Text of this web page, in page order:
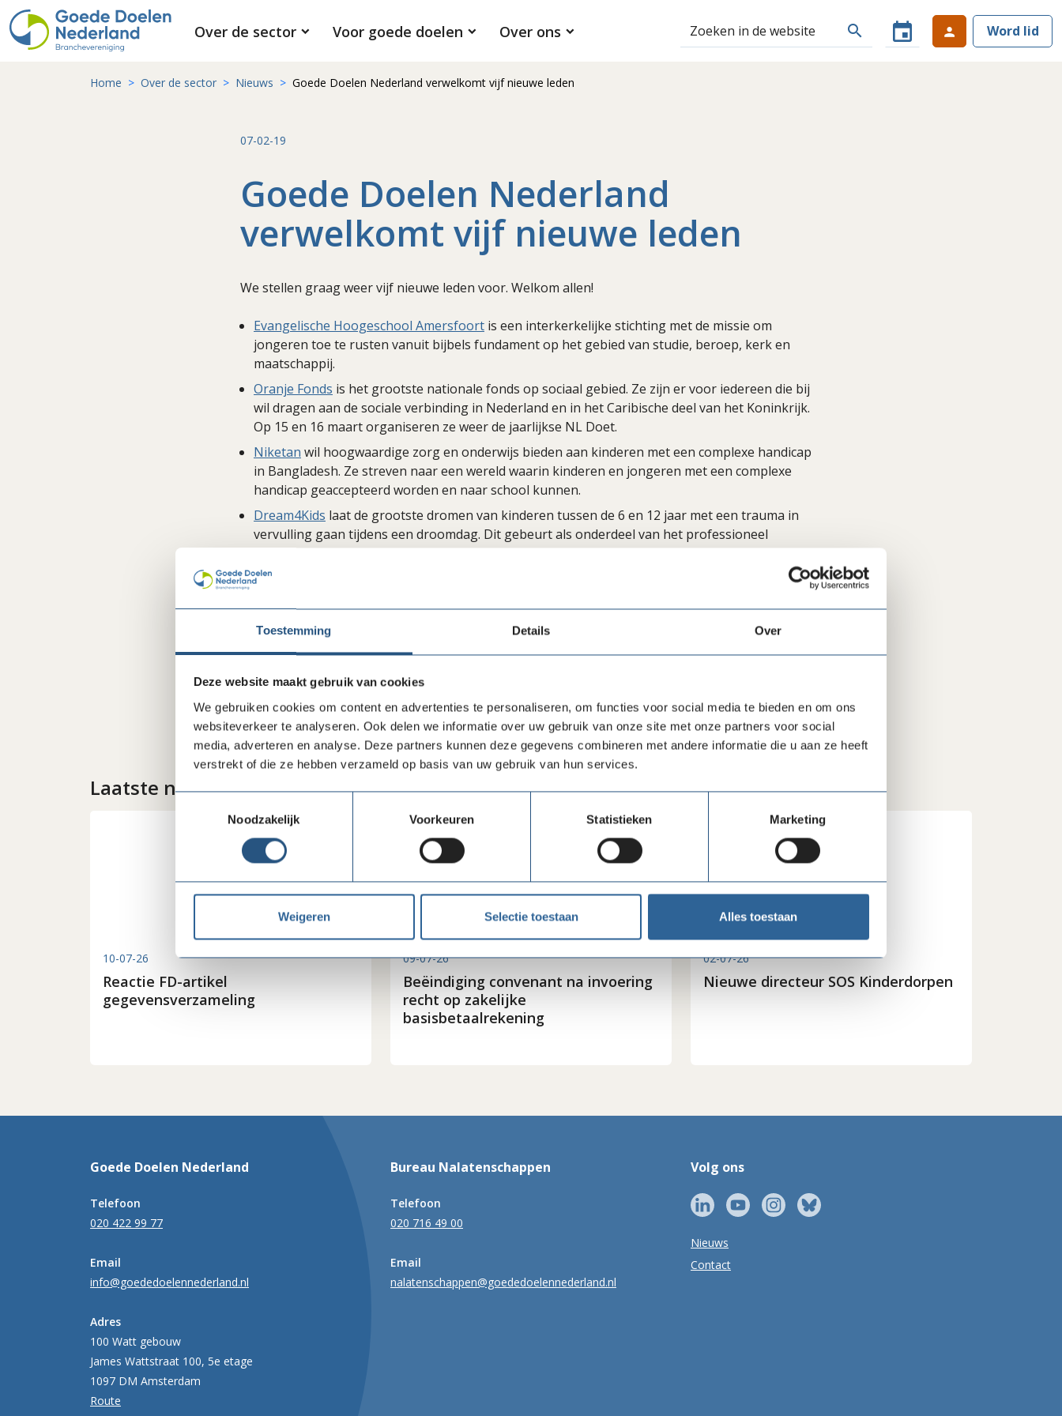
Toestemming Details Over
Deze website maakt gebruik van cookies
We gebruiken cookies om content en advertenties te personaliseren, om functies voor social media te bieden en om ons
websiteverkeer te analyseren. Ook delen we informatie over uw gebruik van onze site met onze partners voor social
media, adverteren en analyse. Deze partners kunnen deze gegevens combineren met andere informatie die u aan ze heeft
verstrekt of die ze hebben verzameld op basis van uw gebruik van hun services.
Noodzakelijk
Voorkeuren Statistieken Marketing
Weigeren Selectie toestaan Alles toestaan
Over de sector Voor goede doelen Over ons search event person Word lid
Home Over de sector Nieuws Goede Doelen Nederland verwelkomt vijf nieuwe leden
07-02-19
Goede Doelen Nederland
verwelkomt vijf nieuwe leden
We stellen graag weer vijf nieuwe leden voor. Welkom allen!
Evangelische Hoogeschool Amersfoort is een interkerkelijke stichting met de missie om
jongeren toe te rusten vanuit bijbels fundament op het gebied van studie, beroep, kerk en
maatschappij.
Oranje Fonds is het grootste nationale fonds op sociaal gebied. Ze zijn er voor iedereen die bij
wil dragen aan de sociale verbinding in Nederland en in het Caribische deel van het Koninkrijk.
Op 15 en 16 maart organiseren ze weer de jaarlijkse NL Doet.
Niketan wil hoogwaardige zorg en onderwijs bieden aan kinderen met een complexe handicap
in Bangladesh. Ze streven naar een wereld waarin kinderen en jongeren met een complexe
handicap geaccepteerd worden en naar school kunnen.
Dream4Kids laat de grootste dromen van kinderen tussen de 6 en 12 jaar met een trauma in
vervulling gaan tijdens een droomdag. Dit gebeurt als onderdeel van het professioneel
behandelplan van het kind, wanneer de situatie stabiel is en het kind weer naar de toekomst
durft te kijken.
organisaties zoals scholen, bedrijven musea en verenigingen worden ondersteund.
Delen via LinkedIn
Delen via Facebook
Laatste nieuws
10-07-26
Reactie FD-artikel
gegevensverzameling
09-07-26
Beëindiging convenant na invoering
recht op zakelijke
basisbetaalrekening
02-07-26
Nieuwe directeur SOS Kinderdorpen
Goede Doelen Nederland
Telefoon
020 422 99 77
Email
info@goededoelennederland.nl
Adres
100 Watt gebouw
James Wattstraat 100, 5e etage
1097 DM Amsterdam
Route
Bureau Nalatenschappen
Telefoon
020 716 49 00
Email
nalatenschappen@goededoelennederland.nl
Volg ons
Nieuws
Contact